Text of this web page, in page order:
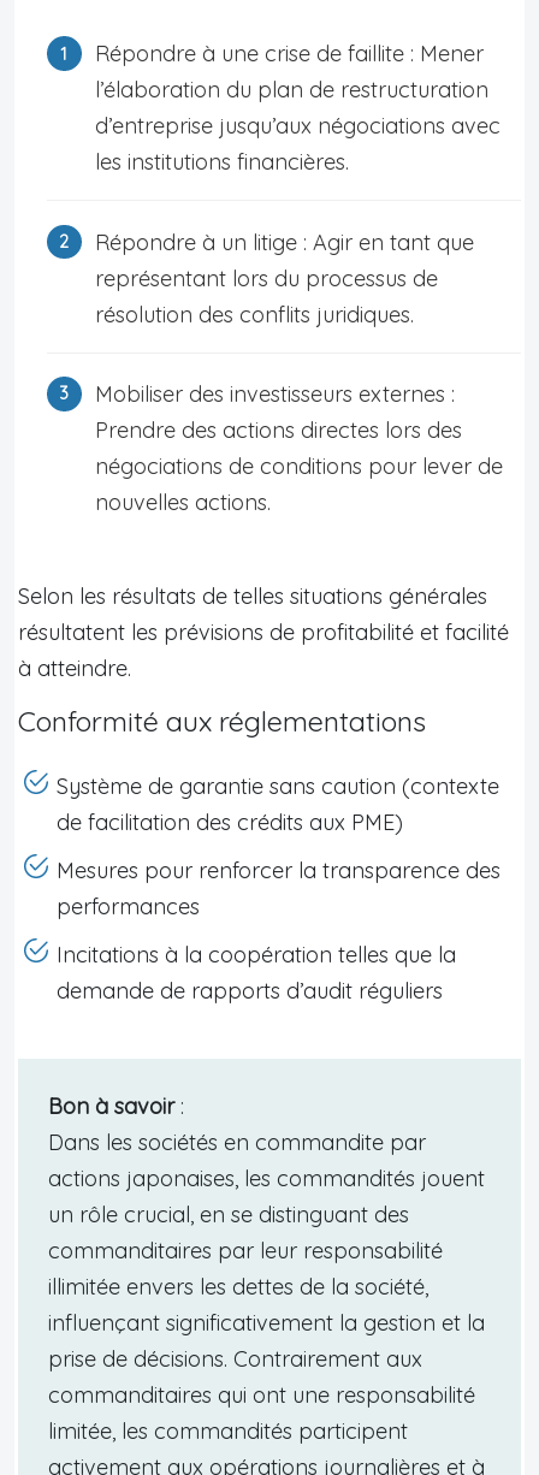
Répondre à une crise de faillite : Mener
l’élaboration du plan de restructuration
d’entreprise jusqu’aux négociations avec
les institutions financières.
Répondre à un litige : Agir en tant que
représentant lors du processus de
résolution des conflits juridiques.
Mobiliser des investisseurs externes :
Prendre des actions directes lors des
négociations de conditions pour lever de
nouvelles actions.
Selon les résultats de telles situations générales
résultatent les prévisions de profitabilité et facilité
à atteindre.
Conformité aux réglementations
Système de garantie sans caution (contexte
de facilitation des crédits aux PME)
Mesures pour renforcer la transparence des
performances
Incitations à la coopération telles que la
demande de rapports d’audit réguliers
Bon à savoir:
Dans les sociétés en commandite par
actions japonaises, les commandités jouent
un rôle crucial, en se distinguant des
commanditaires par leur responsabilité
illimitée envers les dettes de la société,
influençant significativement la gestion et la
prise de décisions. Contrairement aux
commanditaires qui ont une responsabilité
limitée, les commandités participent
activement aux opérations journalières et à